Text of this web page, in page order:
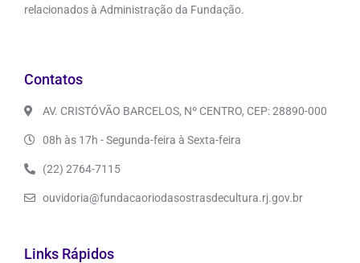
relacionados à Administração da Fundação.
Contatos
AV. CRISTÓVÃO BARCELOS, Nº CENTRO, CEP: 28890-000
08h às 17h - Segunda-feira à Sexta-feira
(22) 2764-7115
ouvidoria@fundacaoriodasostrasdecultura.rj.gov.br
Links Rápidos